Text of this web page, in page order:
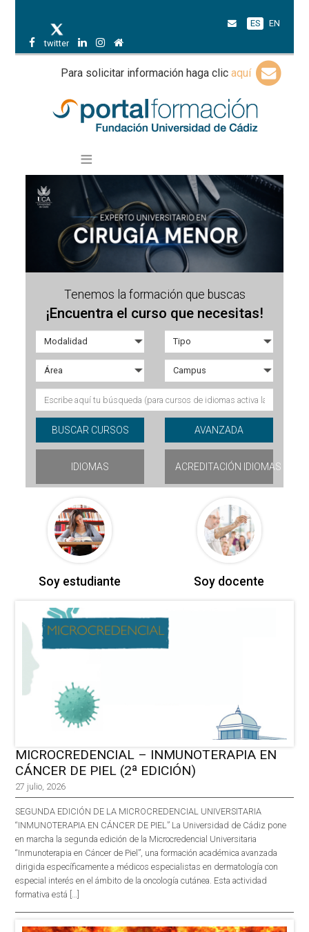
twitter
ES EN
Para solicitar información haga clic aquí
Tenemos la formación que buscas
¡Encuentra el curso que necesitas!
IDIOMAS ACREDITACIÓN IDIOMAS
Soy estudiante Soy docente
MICROCREDENCIAL – INMUNOTERAPIA EN
CÁNCER DE PIEL (2ª EDICIÓN)
27 julio, 2026
SEGUNDA EDICIÓN DE LA MICROCREDENCIAL UNIVERSITARIA
“INMUNOTERAPIA EN CÁNCER DE PIEL” La Universidad de Cádiz pone
en marcha la segunda edición de la Microcredencial Universitaria
“Inmunoterapia en Cáncer de Piel”, una formación académica avanzada
dirigida específicamente a médicos especialistas en dermatología con
especial interés en el ámbito de la oncología cutánea. Esta actividad
formativa está […]